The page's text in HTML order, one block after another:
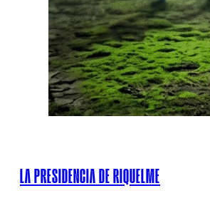
LA PRESIDENCIA DE RIQUELME